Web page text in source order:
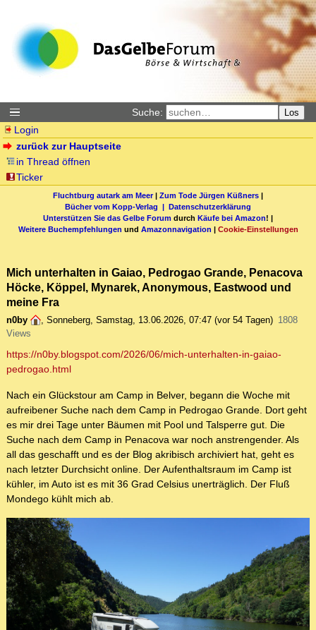
Suche: Los
Login
zurück zur Hauptseite
in Thread öffnen
Ticker
Fluchtburg autark am Meer| Zum Tode Jürgen Küßners |
Bücher vom Kopp-Verlag | Datenschutzerklärung
Unterstützen Sie das Gelbe Forum durch Käufe bei Amazon! |
Weitere Buchempfehlungen und Amazonnavigation | Cookie-Einstellungen
Mich unterhalten in Gaiao, Pedrogao Grande, Penacova
Höcke, Köppel, Mynarek, Anonymous, Eastwood und
meine Fra
n0by , Sonneberg, Samstag, 13.06.2026, 07:47 (vor 54 Tagen) 1808
Views
https://n0by.blogspot.com/2026/06/mich-unterhalten-in-gaiao-
pedrogao.html
Nach ein Glückstour am Camp in Belver, begann die Woche mit
aufreibener Suche nach dem Camp in Pedrogao Grande. Dort geht
es mir drei Tage unter Bäumen mit Pool und Talsperre gut. Die
Suche nach dem Camp in Penacova war noch anstrengender. Als
all das geschafft und es der Blog akribisch archiviert hat, geht es
nach letzter Durchsicht online. Der Aufenthaltsraum im Camp ist
kühler, im Auto ist es mit 36 Grad Celsius unerträglich. Der Fluß
Mondego kühlt mich ab.